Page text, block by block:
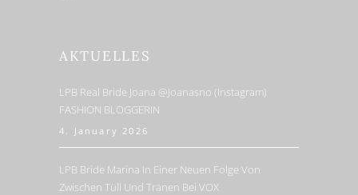
AKTUELLES
LPB Real Bride Joana @joanasno (Instagram)
FASHION BLOGGERIN
4. January 2026
LPB Bride Marina In Einer Neuen Folge Von
Zwischen Tüll Und Tränen Bei VOX